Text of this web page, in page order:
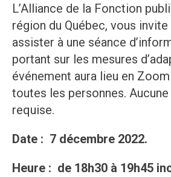
L’Alliance de la Fonction
région du Québec, vous
assister à une séance
portant sur les mesures
événement aura lieu en
toutes les personnes. Aucune
requise.
Date : 7 décembre 2022.
Heure : de 18h30 à 19h45